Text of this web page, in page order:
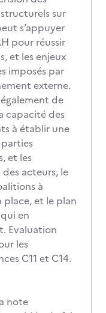
sur
s’appuyer
pour réussir
et les enjeux
imposés par
externe.
de
capacité des
à établir une
et les
acteurs, le
à
place, et le plan
en
Evaluation
les
C11 et C14.
note